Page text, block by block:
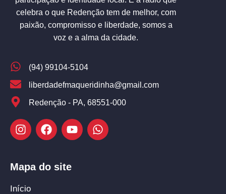
celebra o que Redenção tem de melhor, com
paixão, compromisso e liberdade, somos a
voz e a alma da cidade.
(94) 99104-5104
liberdadefmaqueridinha@gmail.com
Redenção - PA, 68551-000
Mapa do site
Início